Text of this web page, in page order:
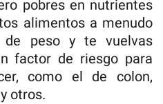
pobres en nutrientes
alimentos a menudo
de peso y te vuelvas
factor de riesgo para
como el de colon,
otros.